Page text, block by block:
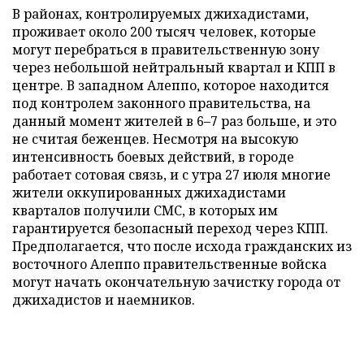
В районах, контролируемых джихадистами,
проживает около 200 тысяч человек, которые
могут перебраться в правительственную зону
через небольшой нейтральный квартал и КПП в
центре. В западном Алеппо, которое находится
под контролем законного правительства, на
данный момент жителей в 6–7 раз больше, и это
не считая беженцев. Несмотря на высокую
интенсивность боевых действий, в городе
работает сотовая связь, и с утра 27 июля многие
жители оккупированных джихадистами
кварталов получили СМС, в которых им
гарантируется безопасный переход через КПП.
Предполагается, что после исхода гражданских из
восточного Алеппо правительственные войска
могут начать окончательную зачистку города от
джихадистов и наемников.